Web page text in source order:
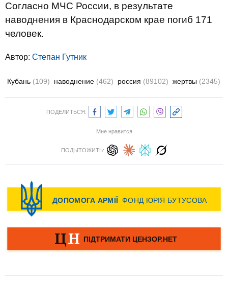
Согласно МЧС России, в результате
наводнения в Краснодарском крае погиб 171
человек.
Автор: Степан Гутник
Кубань (109) наводнение (462) россия (89102) жертвы (2345)
ПОДЕЛИТЬСЯ:
Мне нравится
ПОДЫТОЖИТЬ: